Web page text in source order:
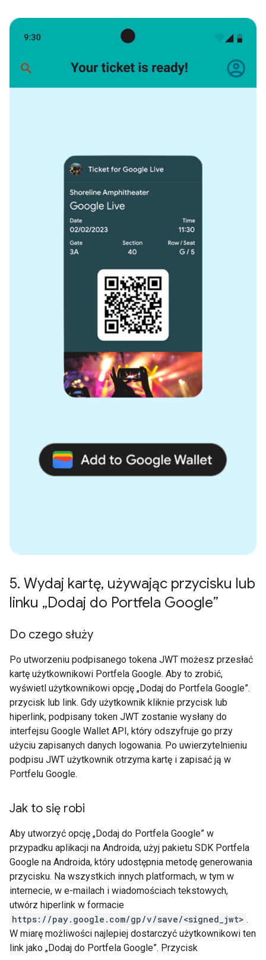
5. Wydaj kartę, używając przycisku lub
linku „Dodaj do Portfela Google”
Do czego służy
Po utworzeniu podpisanego tokena JWT możesz przesłać
kartę użytkownikowi Portfela Google. Aby to zrobić,
wyświetl użytkownikowi opcję „Dodaj do Portfela Google”.
przycisk lub link. Gdy użytkownik kliknie przycisk lub
hiperlink, podpisany token JWT zostanie wysłany do
interfejsu Google Wallet API, który odszyfruje go przy
użyciu zapisanych danych logowania. Po uwierzytelnieniu
podpisu JWT użytkownik otrzyma kartę i zapisać ją w
Portfelu Google.
Jak to się robi
Aby utworzyć opcję „Dodaj do Portfela Google” w
przypadku aplikacji na Androida, użyj pakietu SDK Portfela
Google na Androida, który udostępnia metodę generowania
przycisku. Na wszystkich innych platformach, w tym w
internecie, w e-mailach i wiadomościach tekstowych,
utwórz hiperlink w formacie
https://pay.google.com/gp/v/save/<signed_jwt> .
W miarę możliwości najlepiej dostarczyć użytkownikowi ten
link jako „Dodaj do Portfela Google”. Przycisk